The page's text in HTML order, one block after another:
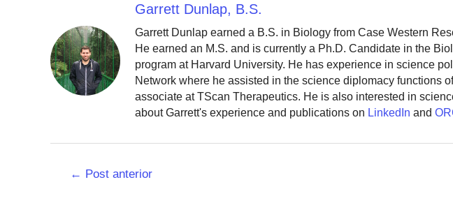
Garrett Dunlap, B.S.
Garrett Dunlap earned a B.S. in Biology from Case Western
He earned an M.S. and is currently a Ph.D. Candidate in the
program at Harvard University. He has experience in science
Network where he assisted in the science diplomacy functions
associate at TScan Therapeutics. He is also interested in
about Garrett's experience and publications on LinkedIn and
Navegação
← Post anterior